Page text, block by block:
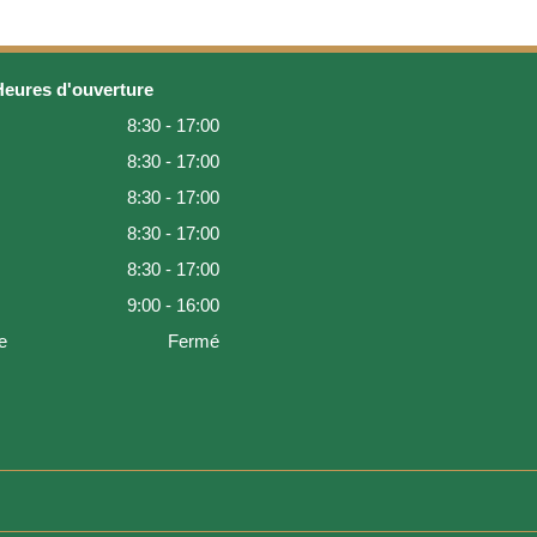
d'ouverture
8:30 - 17:00
8:30 - 17:00
8:30 - 17:00
8:30 - 17:00
8:30 - 17:00
9:00 - 16:00
Fermé